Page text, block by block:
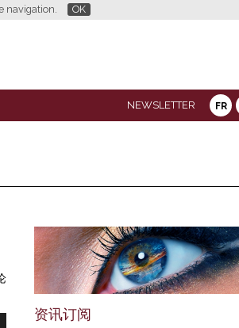
navigation. OK
FR
NEWSLETTER
资讯订阅